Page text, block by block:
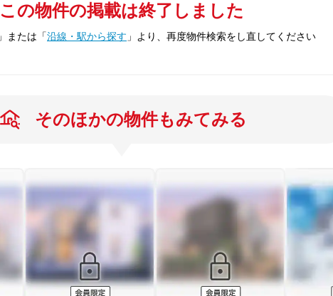
この物件の掲載は終了しました
」 または 「沿線・駅から探す 」 より、再度物件検索をし直してください
そのほかの物件もみてみる